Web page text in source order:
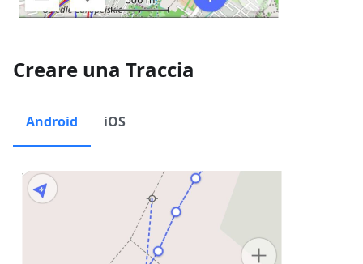
Creare una Traccia
Android iOS